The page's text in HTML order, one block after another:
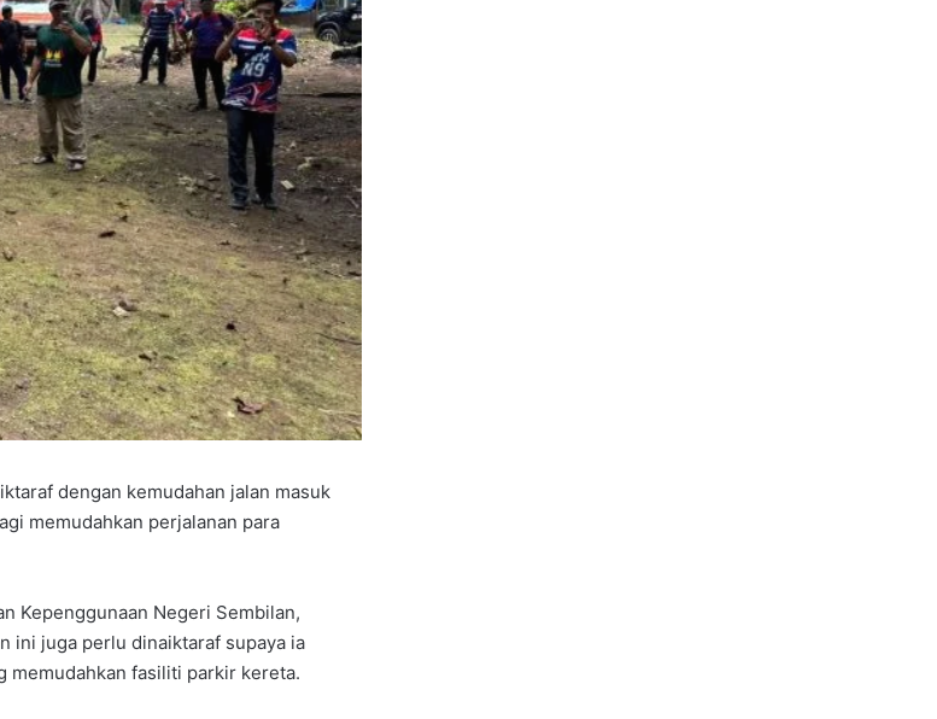
dengan kemudahan jalan masuk
memudahkan perjalanan para
Kepenggunaan Negeri Sembilan,
ini juga perlu dinaiktaraf supaya ia
memudahkan fasiliti parkir kereta.